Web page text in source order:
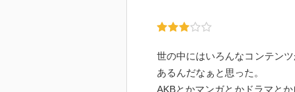
世の中にはいろんなコンテン
あるんだなぁと思った。
AKBとかマンガとかドラマと